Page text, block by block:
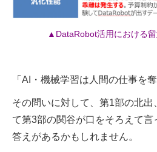
▲DataRobot活用における
「AI・機械学習は人間の仕事を
その問いに対して、第1部の北出
て第3部の関谷が口をそろえて
答えがあるかもしれません。